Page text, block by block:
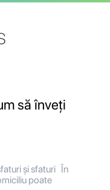
să înveți
și sfaturi În
poate